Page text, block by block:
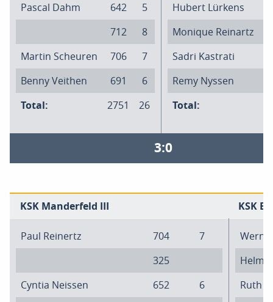
Pascal Dahm 642
5
712
8
Martin Scheuren
706
7
Benny Veithen
691
6
Total:
2751 26
Hubert Lürkens
Monique Reinartz
Sadri Kastrati
Remy Nyssen
Total:
3:0
KSK Manderfeld III KSK
Paul Reinertz 704
7
325
Cyntia Neissen
652
6
Helma
Ruth